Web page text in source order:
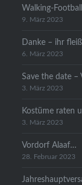
Walking-
9. März 2023
Danke – ihr
6. März 2023
Save the date
3. März 2023
Kostüme raten
3. März 2023
Vordorf Alaaf…
28. Februar 2023